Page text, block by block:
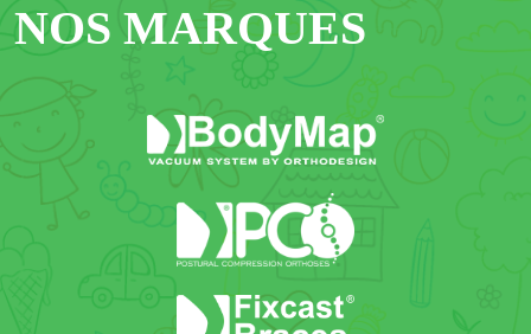
NOS MARQUES